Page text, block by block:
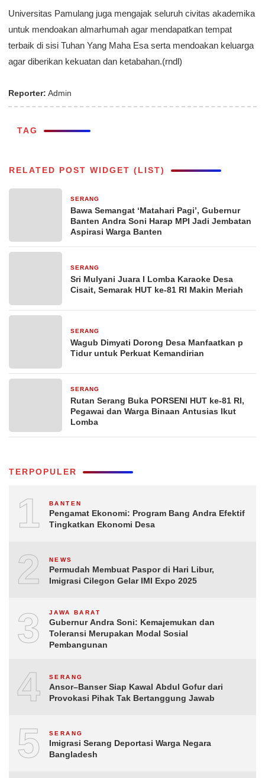
Universitas Pamulang juga mengajak seluruh civitas akademika
untuk mendoakan almarhumah agar mendapatkan tempat
terbaik di sisi Tuhan Yang Maha Esa serta mendoakan keluarga
agar diberikan kekuatan dan ketabahan.(rndl)
Reporter: Admin
TAG
RELATED POST WIDGET (LIST)
SERANG
Bawa Semangat ‘Matahari Pagi’, Gubernur
Banten Andra Soni Harap MPI Jadi Jembatan
Aspirasi Warga Banten
SERANG
Sri Mulyani Juara I Lomba Karaoke Desa
Cisait, Semarak HUT ke-81 RI Makin Meriah
SERANG
Wagub Dimyati Dorong Desa Manfaatkan p
Tidur untuk Perkuat Kemandirian
SERANG
Rutan Serang Buka PORSENI HUT ke-81 RI,
Pegawai dan Warga Binaan Antusias Ikut
Lomba
TERPOPULER
1 BANTEN
Pengamat Ekonomi: Program Bang Andra Efektif
Tingkatkan Ekonomi Desa
2 NEWS
Permudah Membuat Paspor di Hari Libur,
Imigrasi Cilegon Gelar IMI Expo 2025
3 JAWA BARAT
Gubernur Andra Soni: Kemajemukan dan
Toleransi Merupakan Modal Sosial
Pembangunan
4 SERANG
Ansor–Banser Siap Kawal Abdul Gofur dari
Provokasi Pihak Tak Bertanggung Jawab
5 SERANG
Imigrasi Serang Deportasi Warga Negara
Bangladesh